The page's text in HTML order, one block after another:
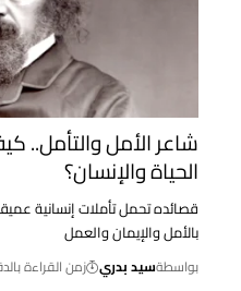
شاعر الأمل والتأمل..
الحياة والإنسان؟
قصائده تحمل تأملات إنسانية
بالأمل والإيمان والعمل
بواسطةسيد بدري زمن القراءة